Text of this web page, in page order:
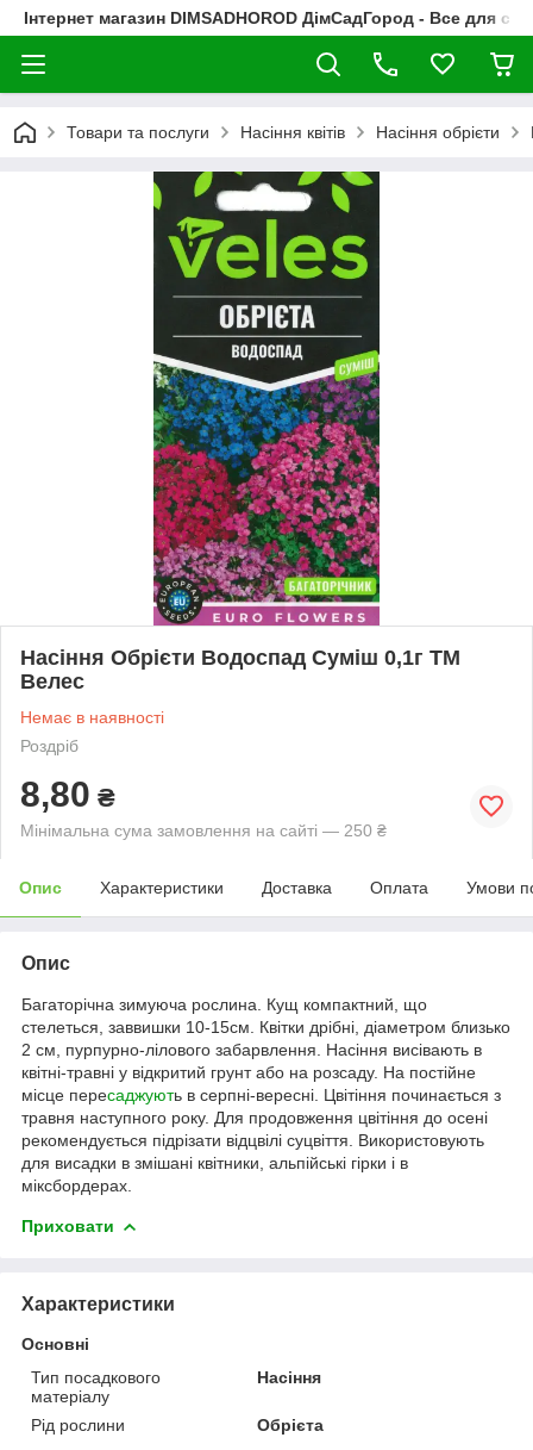
Інтернет магазин DIMSADHOROD ДімСадГород - Все для
Товари та послуги Насіння квітів Насіння обрієти
Насіння Обрієти Водоспад Суміш 0,1г ТМ
Велес
Немає в наявності
Роздріб
8,80 ₴
Мінімальна сума замовлення на сайті — 250 ₴
Опис Характеристики Доставка Оплата Умови
Опис
Багаторічна зимуюча рослина. Кущ компактний, що
стелеться, заввишки 10-15см. Квітки дрібні, діаметром близько
2 см, пурпурно-лілового забарвлення. Насіння висівають в
квітні-травні у відкритий грунт або на розсаду. На постійне
місце пересаджують в серпні-вересні. Цвітіння починається з
травня наступного року. Для продовження цвітіння до осені
рекомендується підрізати відцвілі суцвіття. Використовують
для висадки в змішані квітники, альпійські гірки і в
міксбордерах.
Приховати
Характеристики
Основні
Тип посадкового
матеріалу
Насіння
Рід рослини Обрієта